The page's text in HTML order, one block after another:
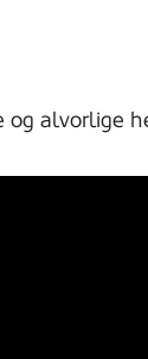
alvorlige